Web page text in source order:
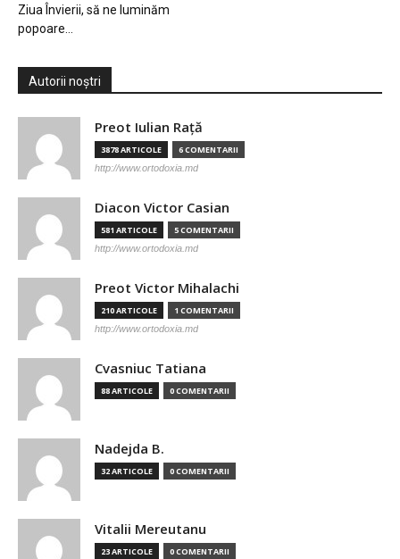
Ziua Învierii, să ne luminăm
popoare…
Autorii noștri
Preot Iulian Raţă
3878 ARTICOLE 6 COMENTARII
http://www.ortodoxia.md
Diacon Victor Casian
581 ARTICOLE 5 COMENTARII
http://www.ortodoxia.md
Preot Victor Mihalachi
210 ARTICOLE 1 COMENTARII
http://www.ortodoxia.md
Cvasniuc Tatiana
88 ARTICOLE 0 COMENTARII
Nadejda B.
32 ARTICOLE 0 COMENTARII
Vitalii Mereutanu
23 ARTICOLE 0 COMENTARII